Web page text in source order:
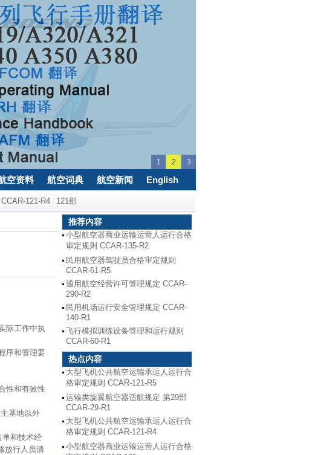
1 2 3
空资料 航空词典 航空新闻 English
CCAR-121-R4 121部
际工作中执
序和管理要
性和有效性
基地以外
单和技术经
放行人员清
推荐内容
小型航空器商业运输运营人运行合格
审定规则 CCAR-135-R2
民用航空器驾驶员合格审定规则
CCAR-61-R5
通用航空经营许可管理规定 CCAR-
290-R2
民用机场运行安全管理规定 CCAR-
140-R1
飞行模拟训练设备管理和运行规则
CCAR-60-R1
热点内容
大型飞机公共航空运输承运人运行合
格审定规则 CCAR-121-R5
运输类旋翼航空器适航规定 第29部
CCAR-29-R1
大型飞机公共航空运输承运人运行合
格审定规则 CCAR-121-R4
小型航空器商业运输运营人运行合格